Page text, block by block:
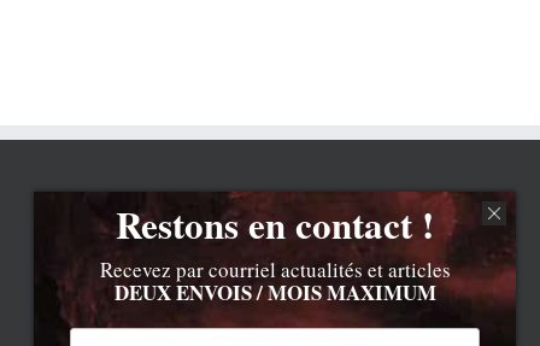
Restons en contact !
Recevez par courriel actualités et articles
DEUX ENVOIS / MOIS MAXIMUM